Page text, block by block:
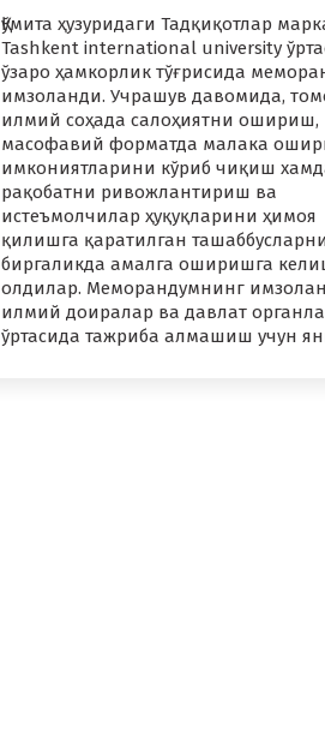
Қўмита ҳузуридаги Тадқиқотлар
Tashkent international university
ўзаро ҳамкорлик тўғрисида
имзоланди. Учрашув давомида,
илмий соҳада салоҳиятни ошириш,
масофавий форматда малака
имкониятларини кўриб чиқиш
рақобатни ривожлантириш ва
истеъмолчилар ҳуқуқларини ҳимоя
қилишга қаратилган
биргаликда амалга оширишга
олдилар. Меморандумнинг
илмий доиралар ва давлат
ўртасида тажриба алмашиш учун